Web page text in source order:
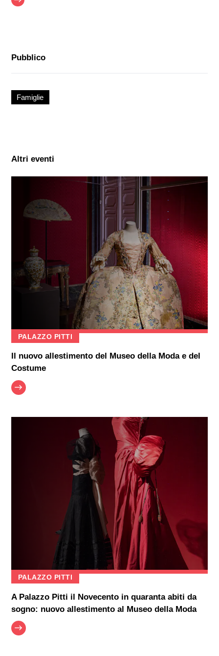
Pubblico
Famiglie
Altri eventi
PALAZZO PITTI
Il nuovo allestimento del Museo della Moda e del
Costume
PALAZZO PITTI
A Palazzo Pitti il Novecento in quaranta abiti da
sogno: nuovo allestimento al Museo della Moda